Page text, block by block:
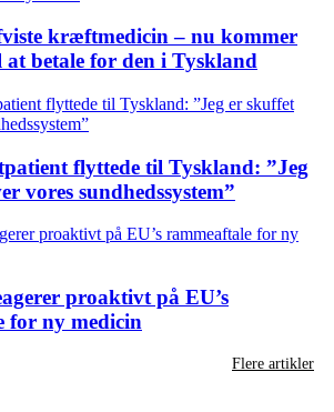
kræftmedicin – nu kommer
betale for den i Tyskland
flyttede til Tyskland: ”Jeg
vores sundhedssystem”
proaktivt på EU’s
for ny medicin
Flere artikler